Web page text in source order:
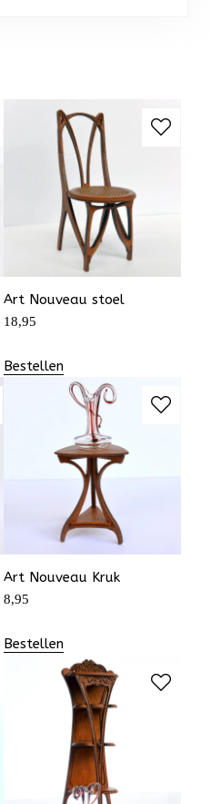
Art Nouveau stoel
18,95
Bestellen
Art Nouveau Kruk
8,95
Bestellen